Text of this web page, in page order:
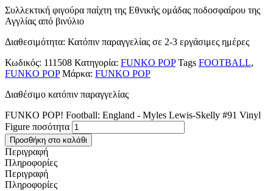
Συλλεκτική φιγούρα παίχτη της Εθνικής ομάδας ποδοσφαίρου της
Αγγλίας από βινύλιο
Διαθεσιμότητα: Κατόπιν παραγγελίας σε 2-3 εργάσιμες ημέρες
Κωδικός: 111508 Κατηγορία: FUNKO POP Tags FOOTBALL,
FUNKO POP Μάρκα: FUNKO POP
Διαθέσιμο κατόπιν παραγγελίας
FUNKO POP! Football: England - Myles Lewis-Skelly #91 Vinyl
Figure ποσότητα
Προσθήκη στο καλάθι
Περιγραφή
Πληροφορίες
Περιγραφή
Πληροφορίες